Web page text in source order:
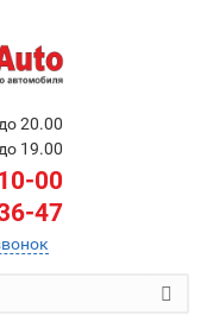
20.00
19.00
00
47